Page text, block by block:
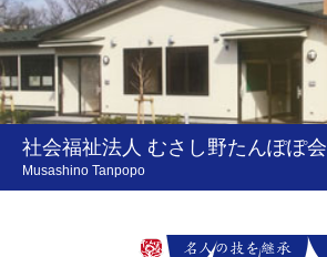
社会福祉法人 むさし野たんぽぽ会
Musashino Tanpopo